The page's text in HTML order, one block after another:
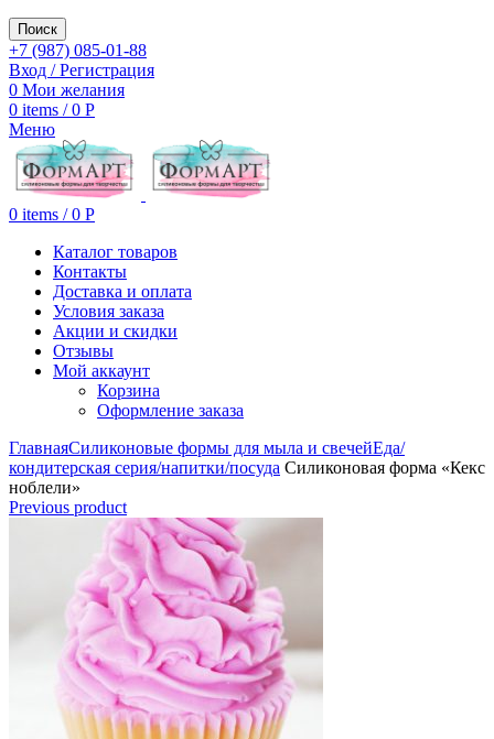
Поиск
+7 (987) 085-01-88
Вход / Регистрация
0 Мои желания
0 items / 0 Р
Меню
0 items / 0 Р
Каталог товаров
Контакты
Доставка и оплата
Условия заказа
Акции и скидки
Отзывы
Мой аккаунт
Корзина
Оформление заказа
ГлавнаяСиликоновые формы для мыла и свечейЕда/
кондитерская серия/напитки/посуда Силиконовая форма «Кекс
ноблели»
Previous product